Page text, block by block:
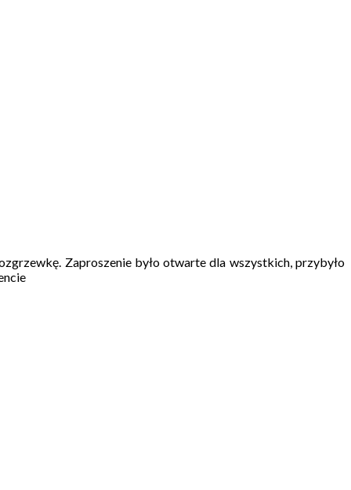
Zaproszenie było otwarte dla wszystkich, przybyło